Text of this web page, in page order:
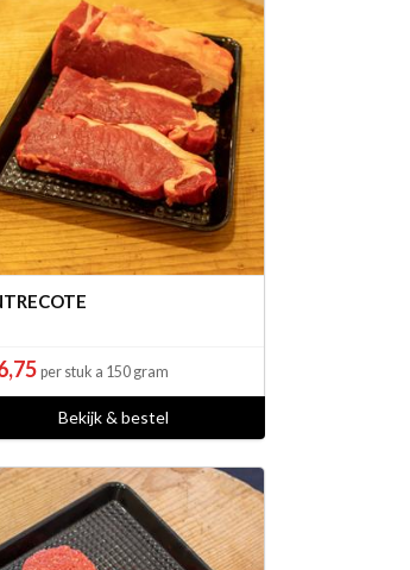
per stuk a 150 gram
Bekijk & bestel